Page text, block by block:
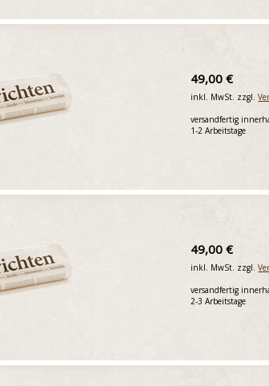
49,00 €
inkl. MwSt. zzgl.
versandfertig
1-2 Arbeitstage
49,00 €
inkl. MwSt. zzgl.
versandfertig
2-3 Arbeitstage